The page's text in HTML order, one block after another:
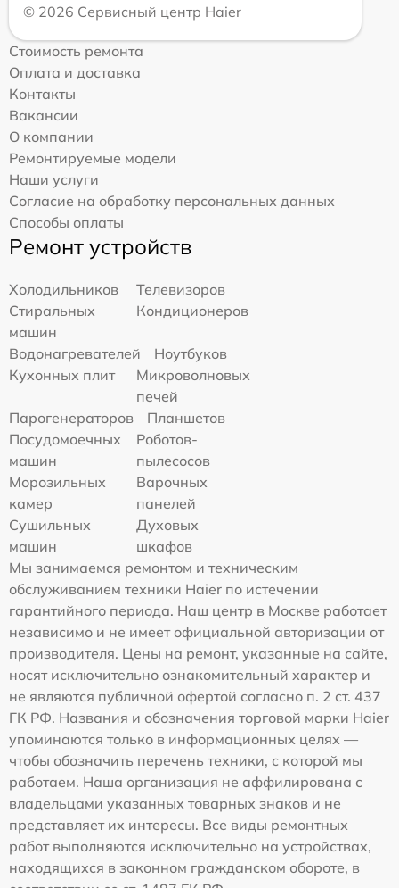
© 2026 Сервисный центр Haier
Стоимость ремонта
Оплата и доставка
Контакты
Вакансии
О компании
Ремонтируемые модели
Наши услуги
Согласие на обработку персональных данных
Способы оплаты
Ремонт устройств
Холодильников
Телевизоров
Стиральных
машин
Кондиционеров
Водонагревателей
Ноутбуков
Кухонных плит
Микроволновых
печей
Парогенераторов
Планшетов
Посудомоечных
машин
Роботов-
пылесосов
Морозильных
камер
Варочных
панелей
Сушильных
машин
Духовых
шкафов
Мы занимаемся ремонтом и техническим
обслуживанием техники Haier по истечении
гарантийного периода. Наш центр в Москве работает
независимо и не имеет официальной авторизации от
производителя. Цены на ремонт, указанные на сайте,
носят исключительно ознакомительный характер и
не являются публичной офертой согласно п. 2 ст. 437
ГК РФ. Названия и обозначения торговой марки Haier
упоминаются только в информационных целях —
чтобы обозначить перечень техники, с которой мы
работаем. Наша организация не аффилирована с
владельцами указанных товарных знаков и не
представляет их интересы. Все виды ремонтных
работ выполняются исключительно на устройствах,
находящихся в законном гражданском обороте, в